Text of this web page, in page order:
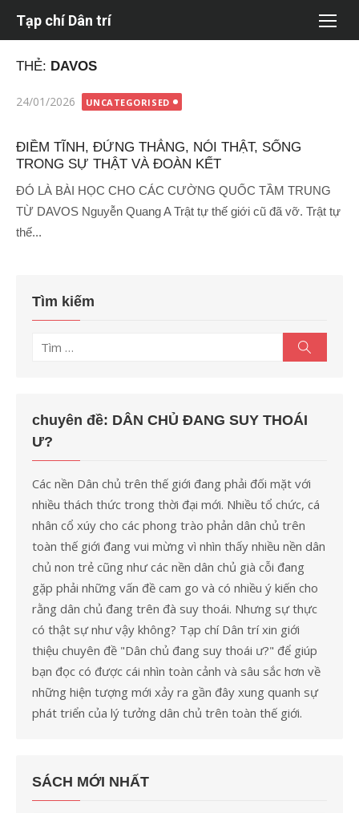
dung
Tạp chí Dân trí
THẺ: DAVOS
Đăng
24/01/2026 UNCATEGORISED
ĐIỀM TĨNH, ĐỨNG THẲNG, NÓI THẬT, SỐNG
TRONG SỰ THẬT VÀ ĐOÀN KẾT
ĐÓ LÀ BÀI HỌC CHO CÁC CƯỜNG QUỐC TẦM TRUNG
TỪ DAVOS Nguyễn Quang A Trật tự thế giới cũ đã vỡ. Trật tự
thế...
Tìm kiếm
Tìm
kiếm
chuyên đề: DÂN CHỦ ĐANG SUY THOÁI
Ư?
Các nền Dân chủ trên thế giới đang phải đối mặt với
nhiều thách thức trong thời đại mới. Nhiều tổ chức, cá
nhân cổ xúy cho các phong trào phản dân chủ trên
toàn thế giới đang vui mừng vì nhìn thấy nhiều nền dân
chủ non trẻ cũng như các nền dân chủ già cỗi đang
gặp phải những vấn đề cam go và có nhiều ý kiến cho
rằng dân chủ đang trên đà suy thoái. Nhưng sự thực
có thật sự như vậy không? Tạp chí Dân trí xin giới
thiệu chuyên đề "Dân chủ đang suy thoái ư?" để giúp
bạn đọc có được cái nhìn toàn cảnh và sâu sắc hơn về
những hiện tượng mới xảy ra gần đây xung quanh sự
phát triển của lý tưởng dân chủ trên toàn thế giới.
SÁCH MỚI NHẤT